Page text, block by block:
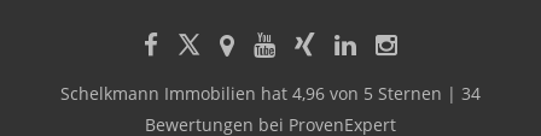
Schelkmann Immobilien hat 4,96 von 5 Sternen | 34
Bewertungen bei ProvenExpert